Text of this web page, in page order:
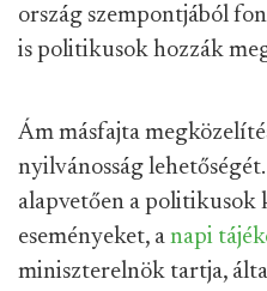
ország szempontjából
is politikusok hozzák
Ám másfajta
nyilvánosság
alapvetően a politikusok
eseményeket, a napi
miniszterelnök tartja,